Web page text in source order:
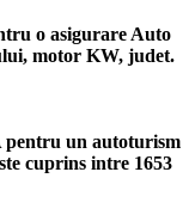
o asigurare Auto
motor KW, judet.
pentru un autoturism
cuprins intre 1653